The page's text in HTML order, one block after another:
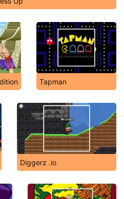
Tapman
Diggerz .io